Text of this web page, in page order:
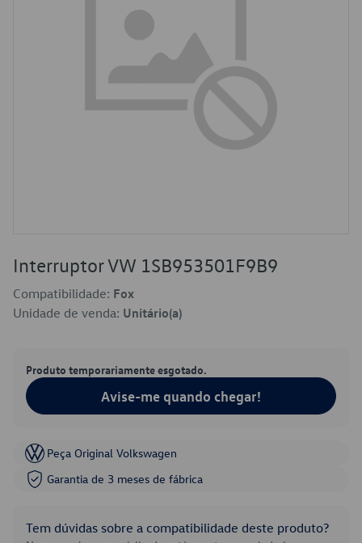
Interruptor VW 1SB953501F9B9
Compatibilidade: Fox
Unidade de venda: Unitário(a)
Produto temporariamente esgotado.
Avise-me quando chegar!
Peça Original Volkswagen
Garantia de 3 meses de fábrica
Tem dúvidas sobre a compatibilidade deste produto?